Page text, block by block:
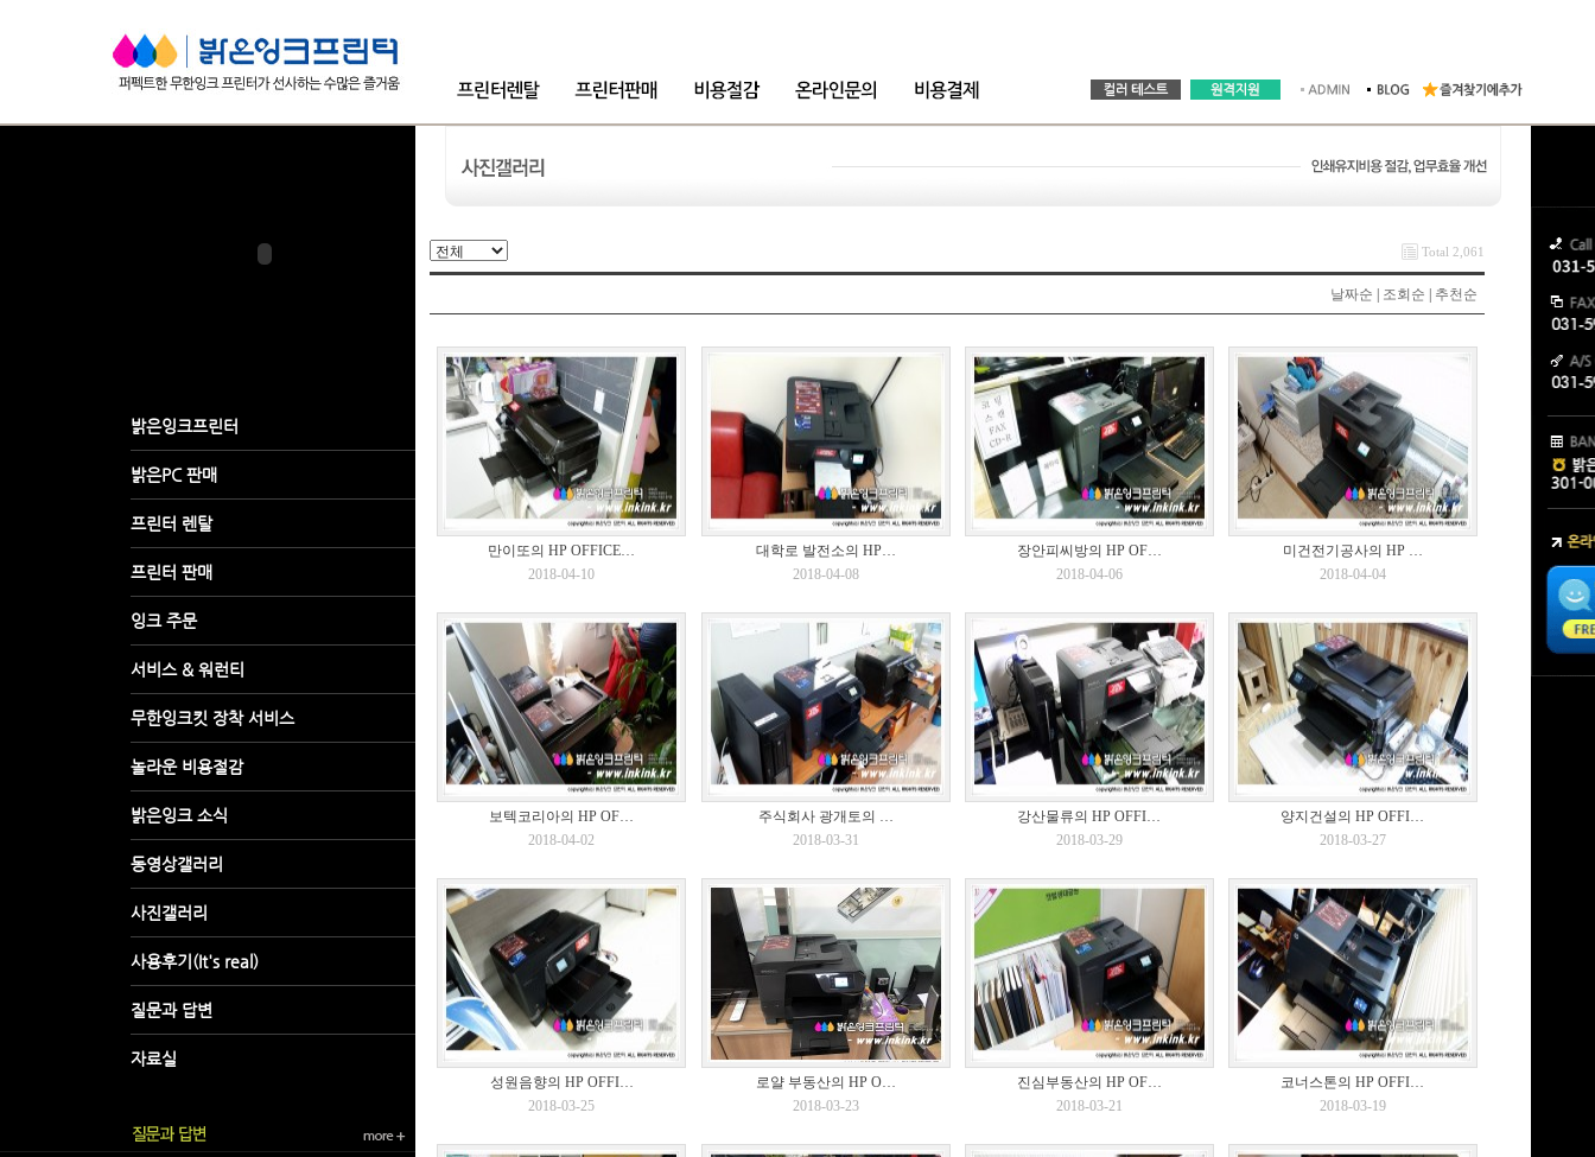
Total 2,061
날짜순 조회순 추천순
만이또의 HP OFFICE…
2018-04-10
대학로 발전소의 HP…
2018-04-08
장안피씨방의 HP OF…
2018-04-06
미건전기공사의 HP …
2018-04-04
보텍코리아의 HP OF…
2018-04-02
주식회사 광개토의 …
2018-03-31
강산물류의 HP OFFI…
2018-03-29
양지건설의 HP OFFI…
2018-03-27
성원음향의 HP OFFI…
2018-03-25
로얄 부동산의 HP O…
2018-03-23
진심부동산의 HP OF…
2018-03-21
코너스톤의 HP OFFI…
2018-03-19